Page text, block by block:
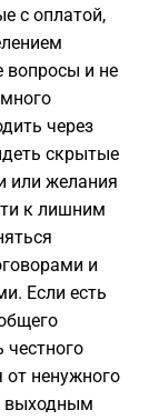
с оплатой,
вопросы и не
через
скрытые
или желания
к лишним
и
Если есть
от ненужного
выходным